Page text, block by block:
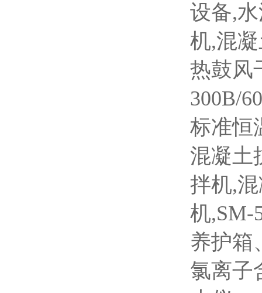
设备,
机,混
热鼓风
300B/
标准恒
混凝土
拌机,
机,SM-
养护箱
氯离子